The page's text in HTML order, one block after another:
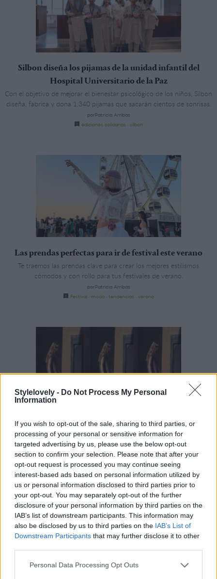
Stylelovely - Do Not Process My Personal
Information
If you wish to opt-out of the sale, sharing to third parties, or
processing of your personal or sensitive information for
targeted advertising by us, please use the below opt-out
section to confirm your selection. Please note that after your
opt-out request is processed you may continue seeing
interest-based ads based on personal information utilized by
us or personal information disclosed to third parties prior to
your opt-out. You may separately opt-out of the further
disclosure of your personal information by third parties on the
IAB’s list of downstream participants. This information may
also be disclosed by us to third parties on the IAB’s List of
Downstream Participants that may further disclose it to other
Personal Data Processing Opt Outs
Silbon diseña los pijamas de la unidad infantil del
Hospital Universitario de la Paz
Con el objetivo de mejorar el bienestar psicológico de los niños, Silbon
diseña, fabrica y dona 1.340 pijamas que sacarán cientos de sonrisas.
porPatricia Arribas
ediciones solidarias
silbon
Las prendas perfectas para ir de festival este verano
Te traemos las prendas clave para crear los mejores estilismos
cómodos y con rollo para tus festivales de verano.
porPatricia Arribas
Festival
moda tendencias verano
Massimo Dutti tiene las prendas clave del verano
Con el verano está a la vuelta de la esquina, Massimo Dutti ha sacado
las prendas más elegantes para elevar cualquier ‘look’ este verano.
porPatricia Arribas
massimo dutti·moda· primavera verano·tendencias